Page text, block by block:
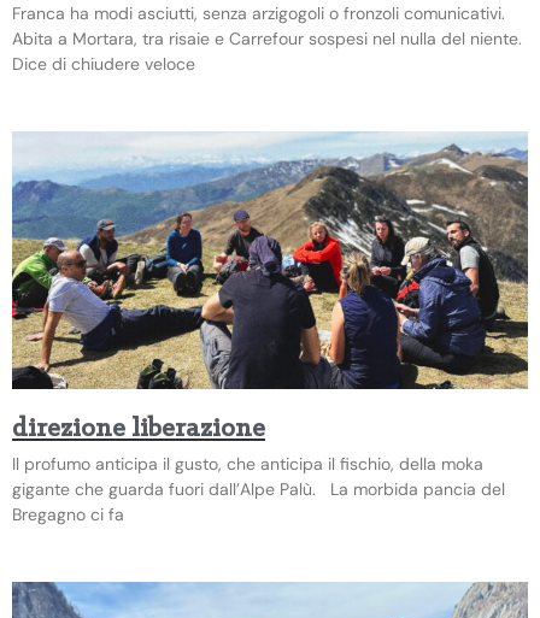
Franca ha modi asciutti, senza arzigogoli o fronzoli comunicativi.
Abita a Mortara, tra risaie e Carrefour sospesi nel nulla del niente.
Dice di chiudere veloce
direzione liberazione
Il profumo anticipa il gusto, che anticipa il fischio, della moka
gigante che guarda fuori dall’Alpe Palù. La morbida pancia del
Bregagno ci fa